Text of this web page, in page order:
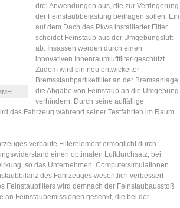
drei Anwendungen aus, die zur Verringerung
der Feinstaubbelastung beitragen sollen. Ein
auf dem Dach des Pkws installierter Filter
scheidet Feinstaub aus der Umgebungsluft
ab. Insassen werden durch einen
innovativen Innenraumluftfilter geschützt.
Zudem wird ein neu entwickelter
Bremsstaubpartikelfilter an der Bremsanlage
die Abgabe von Feinstaub an die Umgebung
verhindern. Durch seine auffällige
das Fahrzeug während seiner Testfahrten im Raum
verbaute Filterelement ermöglicht durch
einen optimalen Luftdurchsatz, bei
so das Unternehmen. Computersimulationen
des Fahrzeuges wesentlich verbessert
Feinstaubfilters wird demnach der Feinstaubausstoß
an Feinstaubemissionen gesenkt, die bei der